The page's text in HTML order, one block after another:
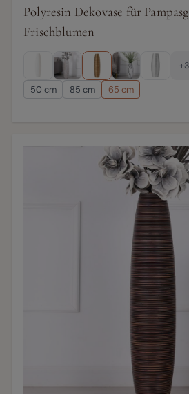
Polyresin Dekovase für
Frischblumen
+3
50 cm 85 cm 65 cm